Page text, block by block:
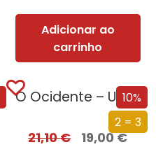
Adicionar ao
carrinho
10%
2 = 3
O Ocidente – Uma Nova História de um Conceito Milenar
21,10€ 19,00€